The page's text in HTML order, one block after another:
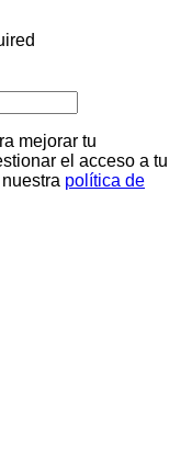
mejorar tu
el acceso a tu
política de